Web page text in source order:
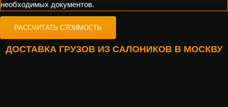
необходимых документов.
РАССЧИТАТЬ СТОИМОСТЬ
ДОСТАВКА ГРУЗОВ ИЗ САЛОНИКОВ В МОСКВУ